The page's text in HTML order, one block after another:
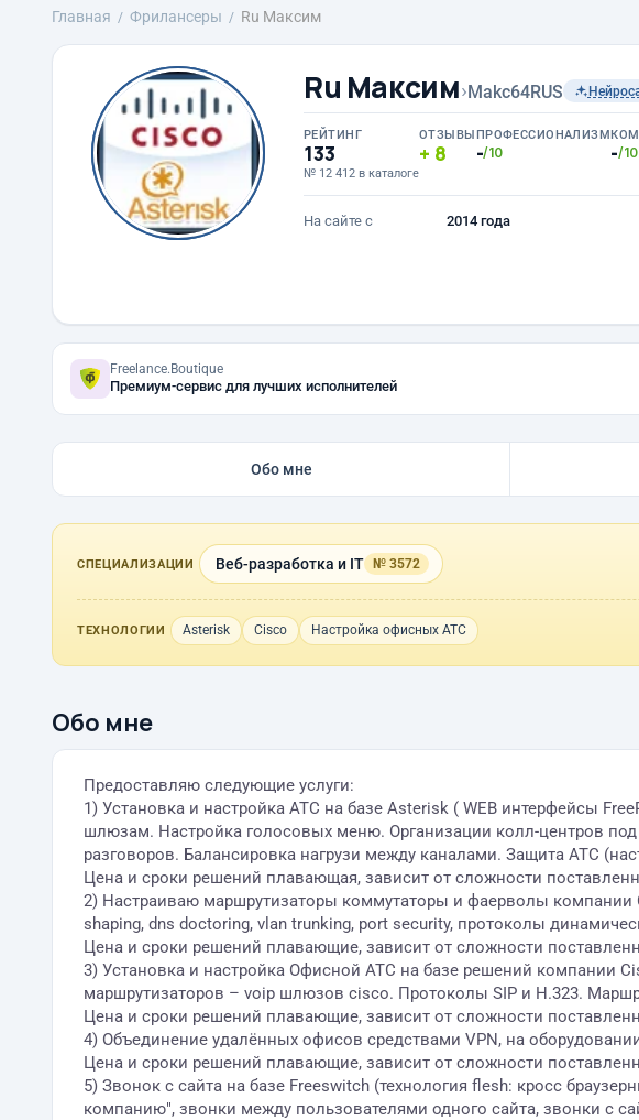
Главная Фрилансеры Ru Максим
Ru Максим›Makc64RUS
РЕЙТИНГ
133
№ 12 412 в каталоге
ОТЗЫВЫ
8
ПРОФЕССИОНАЛИЗМ
-/10 -/10
На сайте с 2014 года
Freelance.Boutique
Премиум-сервис для лучших исполнителей
Обо мне
СПЕЦИАЛИЗАЦИИ Веб-разработка и IT № 3572
ТЕХНОЛОГИИ Asterisk Cisco Настройка офисных АТС
Обо мне
Предоставляю следующие услуги:
1) Установка и настройка АТС на базе Asterisk ( WEB интерфейсы
шлюзам. Настройка голосовых меню. Организации колл-центров
разговоров. Балансировка нагрузи между каналами. Защита АТС
Цена и сроки решений плавающая, зависит от сложности
2) Настраиваю маршрутизаторы коммутаторы и фаерволы компании
shaping, dns doctoring, vlan trunking, port security, протоколы
Цена и сроки решений плавающие, зависит от сложности
3) Установка и настройка Офисной АТС на базе решений компании
маршрутизаторов – voip шлюзов cisco. Протоколы SIP и H.323.
Цена и сроки решений плавающие, зависит от сложности
4) Объединение удалённых офисов средствами VPN, на
Цена и сроки решений плавающие, зависит от сложности
5) Звонок с сайта на базе Freeswitch (технология flesh: кросс
компанию", звонки между пользователями одного сайта, звонки с